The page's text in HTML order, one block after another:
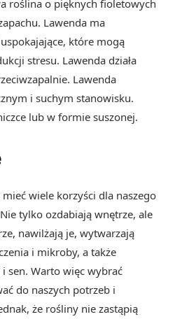
roślina o pięknych fioletowych
Lawenda ma
które mogą
stresu. Lawenda działa
Lawenda
i suchym stanowisku.
lub w formie suszonej.
wiele korzyści dla naszego
tylko ozdabiają wnętrze, ale
nawilżają je, wytwarzają
i mikroby, a także
sen. Warto więc wybrać
do naszych potrzeb i
że rośliny nie zastąpią